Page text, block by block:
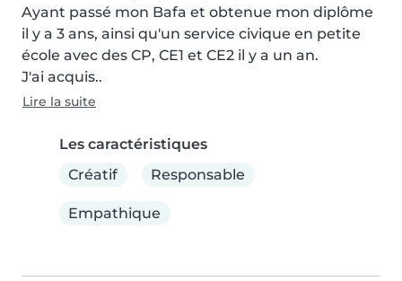
Ayant passé mon Bafa et obtenue mon diplôme
il y a 3 ans, ainsi qu'un service civique en petite
école avec des CP, CE1 et CE2 il y a un an.
J'ai acquis..
Lire la suite
Les caractéristiques
Créatif
Responsable
Empathique